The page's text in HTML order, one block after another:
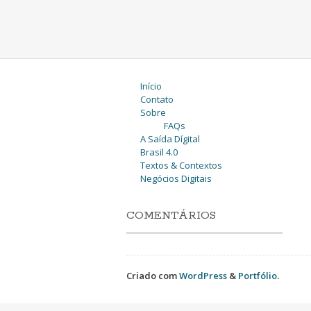
Início
Contato
Sobre
FAQs
A Saída Dígital
Brasil 4.0
Textos & Contextos
Negócios Digitais
COMENTÁRIOS
Criado comWordPress & Portfólio.